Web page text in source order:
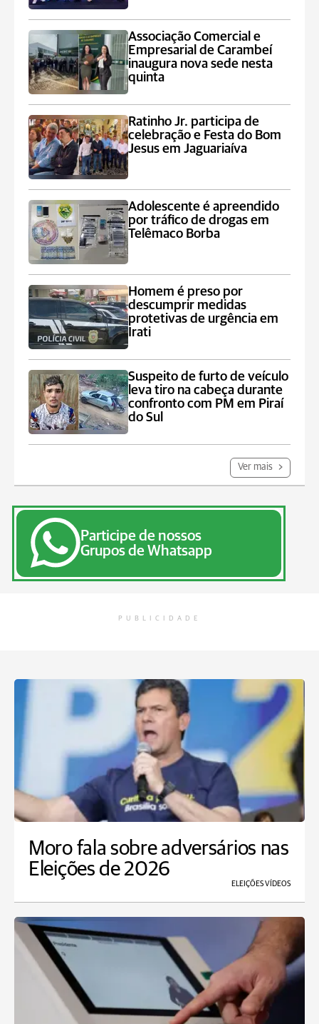
Associação Comercial e
Empresarial de Carambeí
inaugura nova sede nesta
quinta
Ratinho Jr. participa de
celebração e Festa do Bom
Jesus em Jaguariaíva
Adolescente é apreendido
por tráfico de drogas em
Telêmaco Borba
Homem é preso por
descumprir medidas
protetivas de urgência em
Irati
Suspeito de furto de veículo
leva tiro na cabeça durante
confronto com PM em Piraí
do Sul
Ver mais
Participe de nossos
Grupos de Whatsapp
PUBLICIDADE
Moro fala sobre adversários nas
Eleições de 2026
ELEIÇÕES VÍDEOS